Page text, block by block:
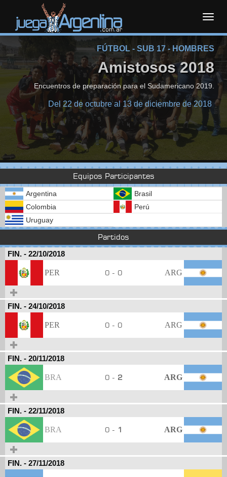
FÚTBOL - SUB 17 - HOMBRES
Amistosos 2018
Encuentros de preparación para el Sudamericano 2019.
Del 22 de octubre al 13 de diciembre de 2018
Equipos Participantes
Argentina
Brasil
Colombia
Perú
Uruguay
Partidos
FIN. - 22/10/2018
PER 0 - 0 ARG
FIN. - 24/10/2018
PER 0 - 0 ARG
FIN. - 20/11/2018
BRA 0 - 2 ARG
FIN. - 22/11/2018
BRA 0 - 1 ARG
FIN. - 27/11/2018